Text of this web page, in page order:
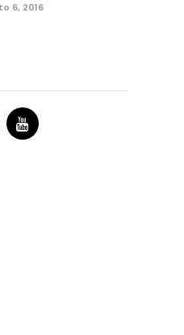
6, 2016